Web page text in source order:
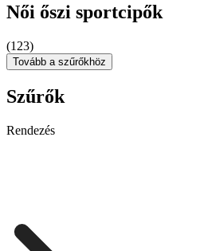
Női őszi sportcipők
(123)
Tovább a szűrőkhöz
Szűrők
Rendezés